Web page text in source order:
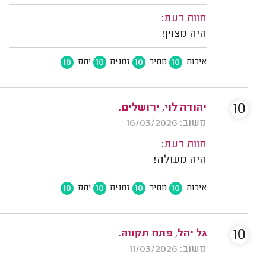
חוות דעת:
היה מצוין!
איכות 10 מחיר 10 זמנים 10 יחס 10
יהודה לוי, ירושלים.
משוב: 16/03/2026
חוות דעת:
היה מעולה!
איכות 10 מחיר 10 זמנים 10 יחס 10
10
גל יהל, פתח תקווה.
משוב: 11/03/2026
10